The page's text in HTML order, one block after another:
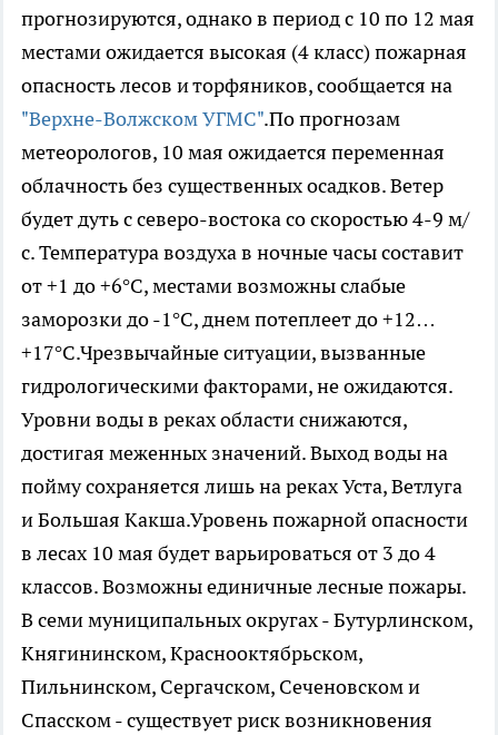
прогнозируются, однако в период с 10 по 12 мая
местами ожидается высокая (4 класс) пожарная
опасность лесов и торфяников, сообщается на
"Верхне-Волжском УГМС".По прогнозам
метеорологов, 10 мая ожидается переменная
облачность без существенных осадков. Ветер
будет дуть с северо-востока со скоростью 4-9 м/
с. Температура воздуха в ночные часы составит
от +1 до +6°С, местами возможны слабые
заморозки до -1°С, днем потеплеет до +12…
+17°С.Чрезвычайные ситуации, вызванные
гидрологическими факторами, не ожидаются.
Уровни воды в реках области снижаются,
достигая меженных значений. Выход воды на
пойму сохраняется лишь на реках Уста, Ветлуга
и Большая Какша.Уровень пожарной опасности
в лесах 10 мая будет варьироваться от 3 до 4
классов. Возможны единичные лесные пожары.
В семи муниципальных округах - Бутурлинском,
Княгининском, Краснооктябрьском,
Пильнинском, Сергачском, Сеченовском и
Спасском - существует риск возникновения